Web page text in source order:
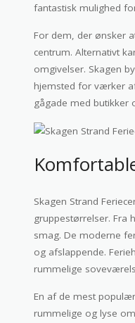
fantastisk mulighed
For dem, der ønsker
centrum. Alternativt
omgivelser. Skagen
hjemsted for værker
gågade med butikker
Skagen Strand
gruppestørrelser. Fra
smag. De moderne
og afslappende.
rummelige
En af de mest
rummelige og lyse